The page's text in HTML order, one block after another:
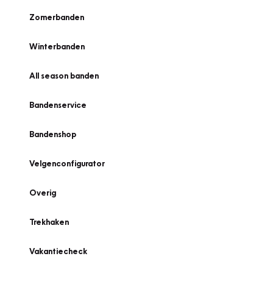
Zomerbanden
Winterbanden
All season banden
Bandenservice
Bandenshop
Velgenconfigurator
Overig
Trekhaken
Vakantiecheck